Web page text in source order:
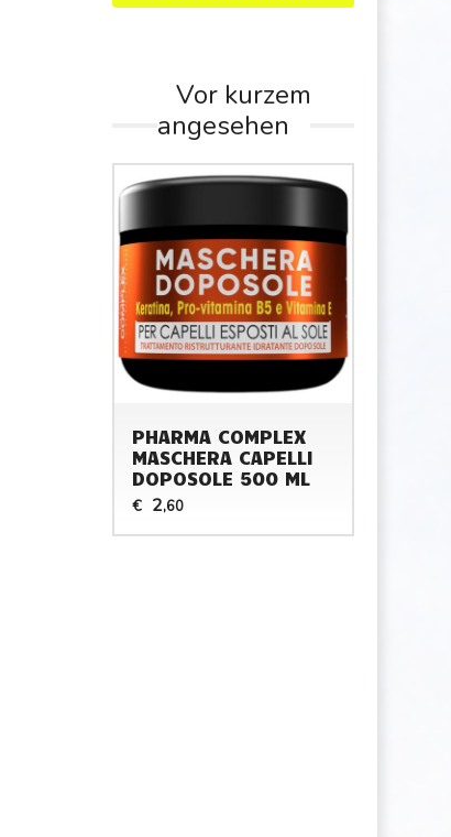
Vor kurzem
angesehen
PHARMA COMPLEX
MASCHERA CAPELLI
DOPOSOLE 500 ML
€ 2,60